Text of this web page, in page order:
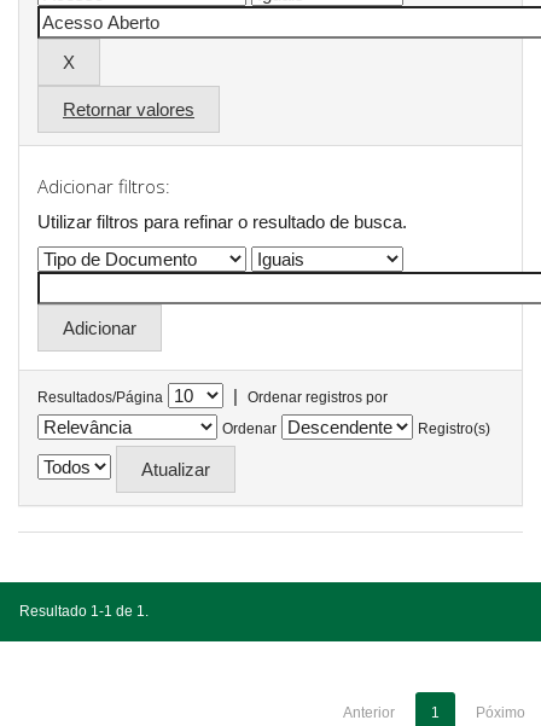
Retornar valores
Adicionar filtros:
Utilizar filtros para refinar o resultado de busca.
Resultados/Página |
Ordenar registros por
Ordenar
Registro(s)
Resultado 1-1 de 1.
Anterior 1 Póximo